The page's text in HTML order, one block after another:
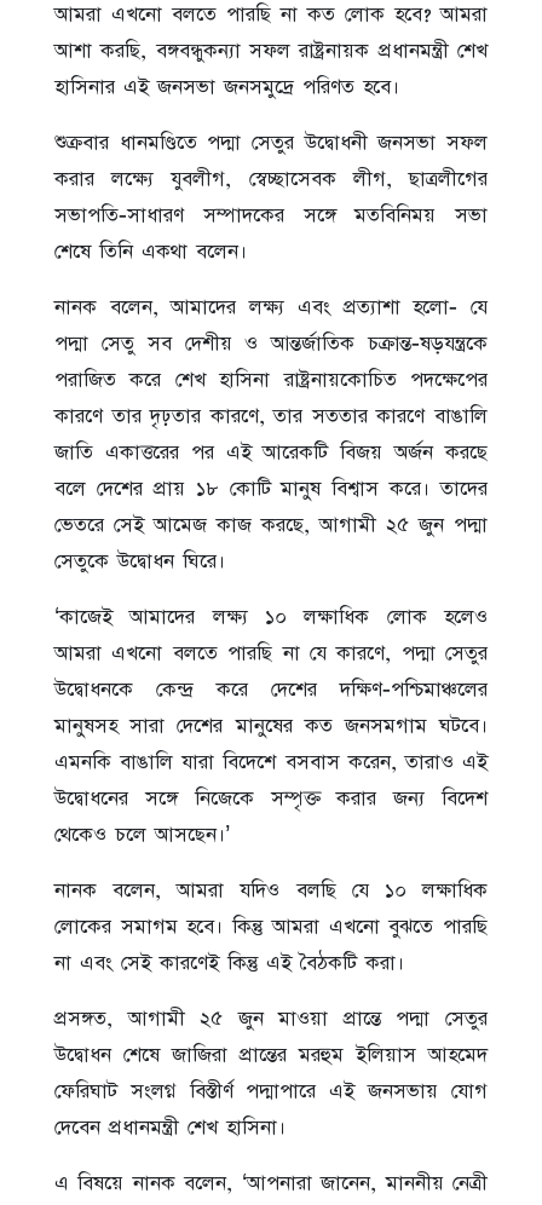
আমরা এখনো বলতে পারছি না কত লোক হবে? আমরা
আশা করছি, বঙ্গবন্ধুকন্যা সফল রাষ্ট্রনায়ক প্রধানমন্ত্রী শেখ
হাসিনার এই জনসভা জনসমুদ্রে পরিণত হবে।
শুক্রবার ধানমণ্ডিতে পদ্মা সেতুর উদ্বোধনী জনসভা সফল
করার লক্ষ্যে যুবলীগ, স্বেচ্ছাসেবক লীগ, ছাত্রলীগের
সভাপতি-সাধারণ সম্পাদকের সঙ্গে মতবিনিময় সভা
শেষে তিনি একথা বলেন।
নানক বলেন, আমাদের লক্ষ্য এবং প্রত্যাশা হলো- যে
পদ্মা সেতু সব দেশীয় ও আন্তর্জাতিক চক্রান্ত-ষড়যন্ত্রকে
পরাজিত করে শেখ হাসিনা রাষ্ট্রনায়কোচিত পদক্ষেপের
কারণে তার দৃঢ়তার কারণে, তার সততার কারণে বাঙালি
জাতি একাত্তরের পর এই আরেকটি বিজয় অর্জন করছে
বলে দেশের প্রায় ১৮ কোটি মানুষ বিশ্বাস করে। তাদের
ভেতরে সেই আমেজ কাজ করছে, আগামী ২৫ জুন পদ্মা
সেতুকে উদ্বোধন ঘিরে।
‘কাজেই আমাদের লক্ষ্য ১০ লক্ষাধিক লোক হলেও
আমরা এখনো বলতে পারছি না যে কারণে, পদ্মা সেতুর
উদ্বোধনকে কেন্দ্র করে দেশের দক্ষিণ-পশ্চিমাঞ্চলের
মানুষসহ সারা দেশের মানুষের কত জনসমগাম ঘটবে।
এমনকি বাঙালি যারা বিদেশে বসবাস করেন, তারাও এই
উদ্বোধনের সঙ্গে নিজেকে সম্পৃক্ত করার জন্য বিদেশ
থেকেও চলে আসছেন।’
নানক বলেন, আমরা যদিও বলছি যে ১০ লক্ষাধিক
লোকের সমাগম হবে। কিন্তু আমরা এখনো বুঝতে পারছি
না এবং সেই কারণেই কিন্তু এই বৈঠকটি করা।
প্রসঙ্গত, আগামী ২৫ জুন মাওয়া প্রান্তে পদ্মা সেতুর
উদ্বোধন শেষে জাজিরা প্রান্তের মরহুম ইলিয়াস আহমেদ
ফেরিঘাট সংলগ্ন বিস্তীর্ণ পদ্মাপারে এই জনসভায় যোগ
দেবেন প্রধানমন্ত্রী শেখ হাসিনা।
এ বিষয়ে নানক বলেন, ‘আপনারা জানেন, মাননীয় নেত্রী